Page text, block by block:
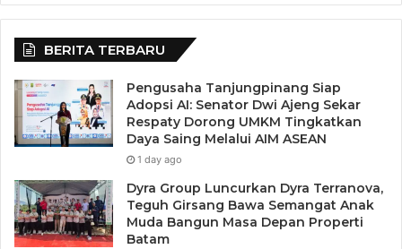
BERITA TERBARU
Pengusaha Tanjungpinang Siap
Adopsi AI: Senator Dwi Ajeng Sekar
Respaty Dorong UMKM Tingkatkan
Daya Saing Melalui AIM ASEAN
1 day ago
Dyra Group Luncurkan Dyra Terranova,
Teguh Girsang Bawa Semangat Anak
Muda Bangun Masa Depan Properti
Batam